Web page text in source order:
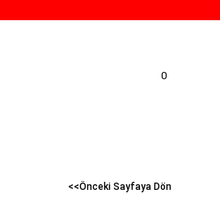
0
<<Önceki Sayfaya Dön